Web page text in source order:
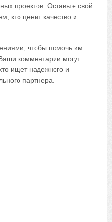
проектов. Оставьте свой
кто ценит качество и
чтобы помочь им
комментарии могут
ищет надежного и
партнера.